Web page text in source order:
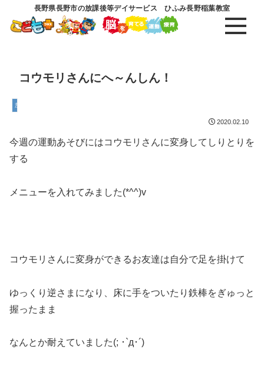
長野県長野市の放課後等デイサービス ひふみ長野稲葉教室
コウモリさんにへ～んしん！
放課後等デイサービス
2020.02.10
今週の運動あそびにはコウモリさんに変身してしりとりを
する
メニューを入れてみました(*^^)v
コウモリさんに変身ができるお友達は自分で足を掛けて
ゆっくり逆さまになり、床に手をついたり鉄棒をぎゅっと
握ったまま
なんとか耐えていました(; ･`д･´)